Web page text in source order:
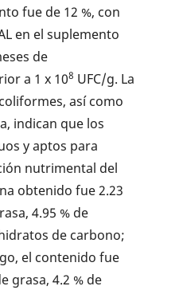
fue de 12 %, con
en el suplemento
de
a 1 x 108 UFC/g. La
así como
indican que los
y aptos para
nutrimental del
obtenido fue 2.23
4.95 % de
de carbono;
el contenido fue
grasa, 4.2 % de